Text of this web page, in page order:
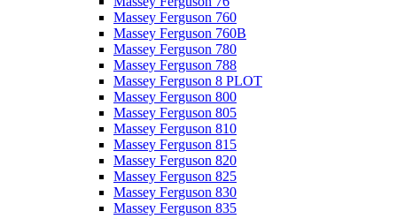
Massey Ferguson 760
Massey Ferguson 760B
Massey Ferguson 780
Massey Ferguson 788
Massey Ferguson 8 PLOT
Massey Ferguson 800
Massey Ferguson 805
Massey Ferguson 810
Massey Ferguson 815
Massey Ferguson 820
Massey Ferguson 825
Massey Ferguson 830
Massey Ferguson 835